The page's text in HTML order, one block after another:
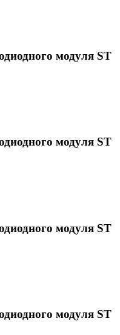
модуля ST
модуля ST
модуля ST
модуля ST